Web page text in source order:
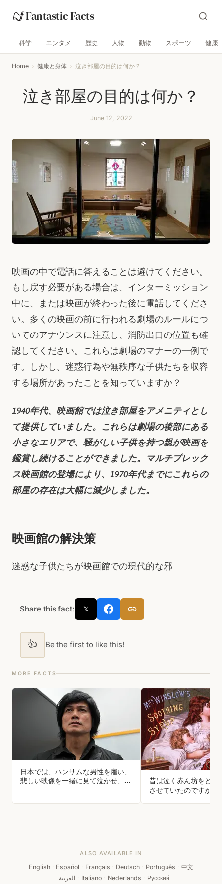
Fantastic Facts
科学 エンタメ 歴史 人物 動物 スポーツ 健康
Home › 健康と身体 › 泣き部屋の目的は何か？
泣き部屋の目的は何か？
June 12, 2022
映画の中で電話に答えることは避けてください。
もし戻す必要がある場合は、インターミッション
中に、または映画が終わった後に電話してくださ
い。多くの映画の前に行われる劇場のルールにつ
いてのアナウンスに注意し、消防出口の位置も確
認してください。これらは劇場のマナーの一例で
す。しかし、迷惑行為や無秩序な子供たちを収容
する場所があったことを知っていますか？
1940年代、映画館では泣き部屋をアメニティとし
て提供していました。これらは劇場の後部にある
小さなエリアで、騒がしい子供を持つ親が映画を
鑑賞し続けることができました。マルチプレック
ス映画館の登場により、1970年代までにこれらの
部屋の存在は大幅に減少しました。
映画館の解決策
迷惑な子供たちが映画館での現代的な邪
Share this fact: 𝕏
👍 Be the first to like this!
MORE FACTS
日本では、ハンサムな男性を雇い、
悲しい映像を一緒に見て泣かせ、涙
昔は泣く赤ん坊をどう
させていたのですか？
ALSO AVAILABLE IN
English · Español · Français · Deutsch · Português · 中文
· العربية · Italiano · Nederlands · Русский